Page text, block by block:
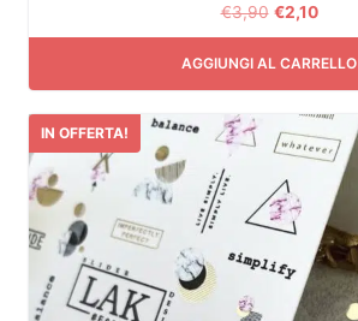
€3,90 €2,10
AGGIUNGI AL CARRELLO
IN OFFERTA!